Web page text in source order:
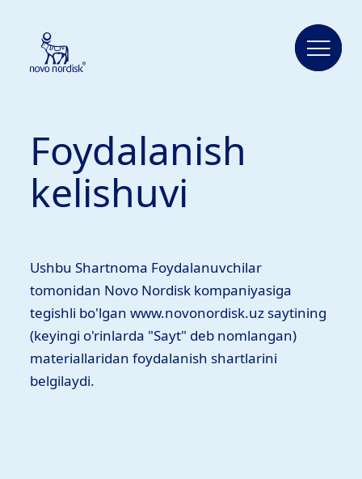
Foydalanish
kelishuvi
Ushbu Shartnoma Foydalanuvchilar
tomonidan Novo Nordisk kompaniyasiga
tegishli bo'lgan www.novonordisk.uz saytining
(keyingi o'rinlarda "Sayt" deb nomlangan)
materiallaridan foydalanish shartlarini
belgilaydi.